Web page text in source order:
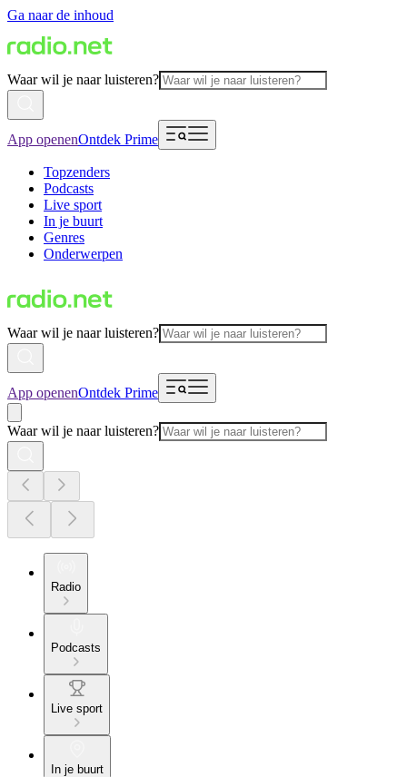
Ga naar de inhoud
Waar wil je naar luisteren?
App openenOntdek Prime
Topzenders
Podcasts
Live sport
In je buurt
Genres
Onderwerpen
Waar wil je naar luisteren?
App openenOntdek Prime
Waar wil je naar luisteren?
Radio
Podcasts
Live sport
In je buurt